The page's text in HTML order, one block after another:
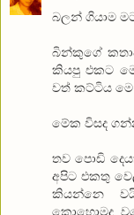
බලන් ගියාම
බින්කුගේ
කියපු එකට
වත් කට්ටිය මෙ
මේක විසද
තව පොඩි
අපිට එකතු
කියන්නෙ
කොහොමද